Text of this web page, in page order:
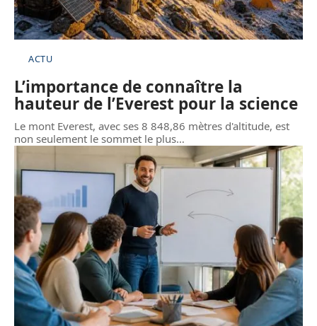
ACTU
L’importance de connaître la
hauteur de l’Everest pour la science
Le mont Everest, avec ses 8 848,86 mètres d'altitude, est
non seulement le sommet le plus…